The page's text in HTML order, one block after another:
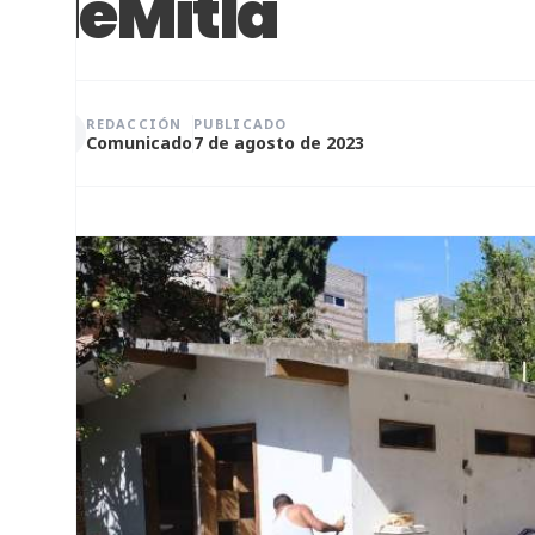
REDACCIÓN
Comunicado
PUBLICADO
7 de agosto de 2023